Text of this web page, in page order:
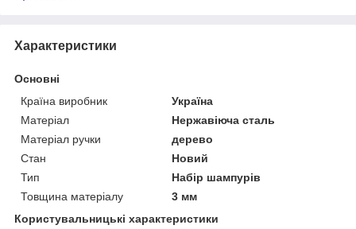
Характеристики
Основні
Країна виробник
Україна
Матеріал
Нержавіюча сталь
Матеріал ручки
дерево
Стан
Новий
Тип
Набір шампурів
Товщина матеріалу
3 мм
Користувальницькі характеристики